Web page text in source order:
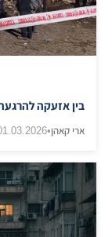
בין אזעקה
ארי קאהן•